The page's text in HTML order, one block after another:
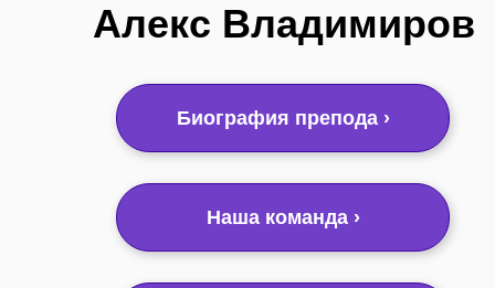
Наша команда ›
Биография препода ›
Алекс Владимиров